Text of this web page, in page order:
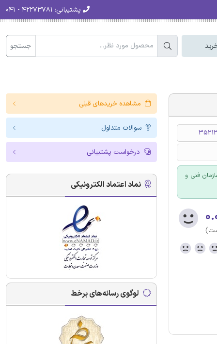
پشتیبانی:
جستجو
فنی و
مشاهده خریدهای قبلی
سوالات متداول
درخواست پشتیبانی
نماد اعتماد الکترونیکی
لوگوی رسانه‌های برخط